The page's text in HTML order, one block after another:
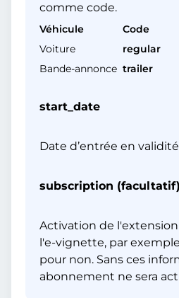
comme code.
Véhicule
Code
Voiture
regular
Bande-annonce trailer
start_date
Date d’entrée en
subscription (facultatif)
Activation de
l'e-vignette, par exemple
pour non. Sans ces
abonnement ne sera